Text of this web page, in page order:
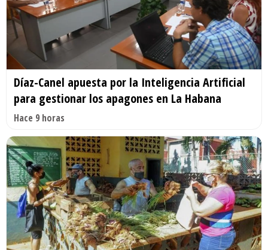
Díaz-Canel apuesta por la Inteligencia Artificial
para gestionar los apagones en La Habana
Hace 9 horas